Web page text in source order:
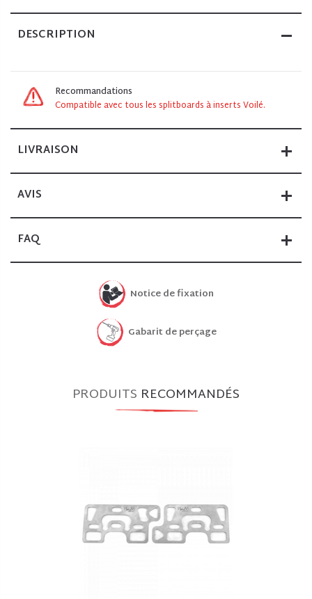
DESCRIPTION
Recommandations
Compatible avec tous les splitboards à inserts Voilé.
LIVRAISON
AVIS
FAQ
Notice de fixation
Gabarit de perçage
PRODUITS RECOMMANDÉS